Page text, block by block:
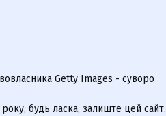
Getty Images - суворо
будь ласка, залиште цей сайт.